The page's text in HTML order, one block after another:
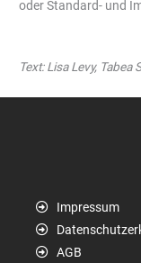
oder Standard- und
Text: Lisa Levy,
Impressum
AGB